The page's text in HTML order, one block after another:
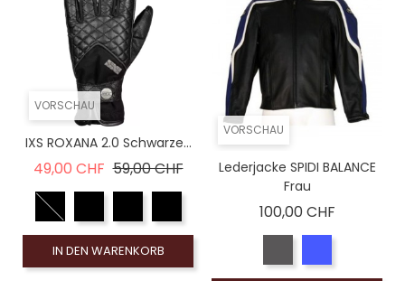
VORSCHAU
IXS ROXANA 2.0 Schwarze...
49,00 CHF Verkaufspreis
59,00 CHFPreis
IN DEN WARENKORB
VORSCHAU
Lederjacke SPIDI BALANCE
Frau
100,00 CHFPreis